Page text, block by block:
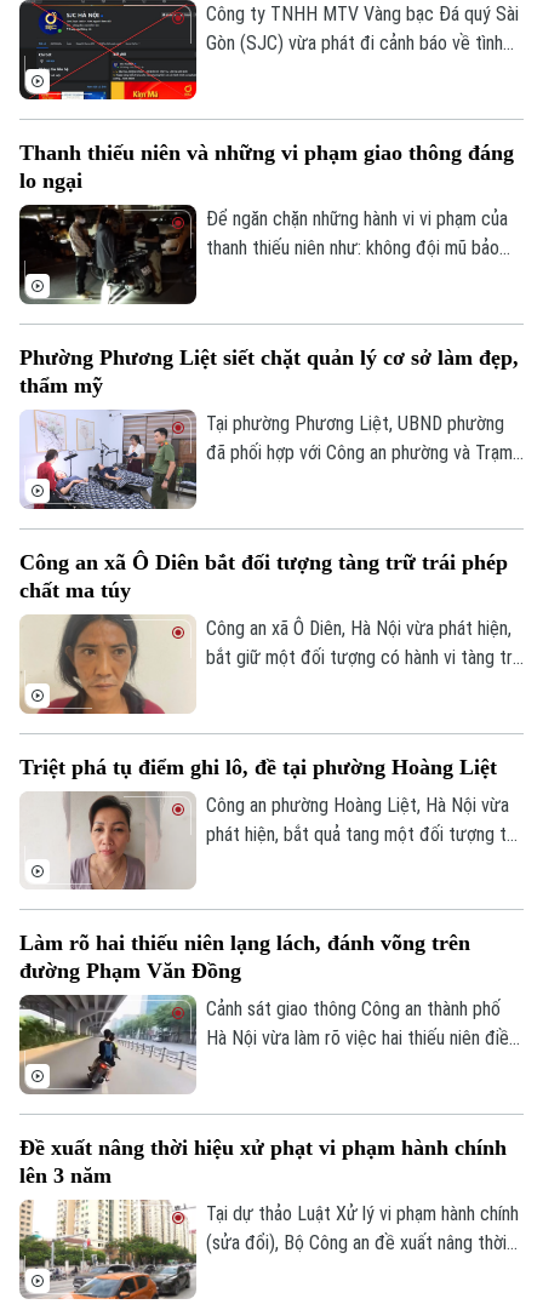
Theo dõi Hà Nội On
tự đô thị.
Công ty TNHH MTV Vàng bạc Đá quý Sài
Gòn (SJC) vừa phát đi cảnh báo về tình
nhân nhằm lừa đảo khách hàng.
Thanh thiếu niên và những vi phạm giao thông đáng
lo ngại
Để ngăn chặn những hành vi vi phạm của
thanh thiếu niên như: không đội mũ bảo
Hà Nội đang tăng cường tuần tra, kiểm
phạm.
Phường Phương Liệt siết chặt quản lý cơ sở làm đẹp,
thẩm mỹ
Tại phường Phương Liệt, UBND phường
đã phối hợp với Công an phường và Trạm
bàn nhằm kịp thời phát hiện, chấn chỉnh
cho người dân.
Công an xã Ô Diên bắt đối tượng tàng trữ trái phép
chất ma túy
Công an xã Ô Diên, Hà Nội vừa phát hiện,
bắt giữ một đối tượng có hành vi tàng trữ
khu vực ngã ba đường Thượng Hội - Tân
Lập.
Triệt phá tụ điểm ghi lô, đề tại phường Hoàng Liệt
Công an phường Hoàng Liệt, Hà Nội vừa
phát hiện, bắt quả tang một đối tượng tổ
Làm rõ hai thiếu niên lạng lách, đánh võng trên
đường Phạm Văn Đồng
Cảnh sát giao thông Công an thành phố
Hà Nội vừa làm rõ việc hai thiếu niên điều
Đề xuất nâng thời hiệu xử phạt vi phạm hành chính
lên 3 năm
Tại dự thảo Luật Xử lý vi phạm hành chính
(sửa đổi), Bộ Công an đề xuất nâng thời